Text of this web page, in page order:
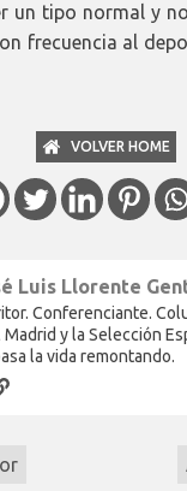
un tipo normal y
frecuencia al
VOLVER HOME
Luis Llorente
Conferenciante.
Madrid y la Selección
la vida remontando.